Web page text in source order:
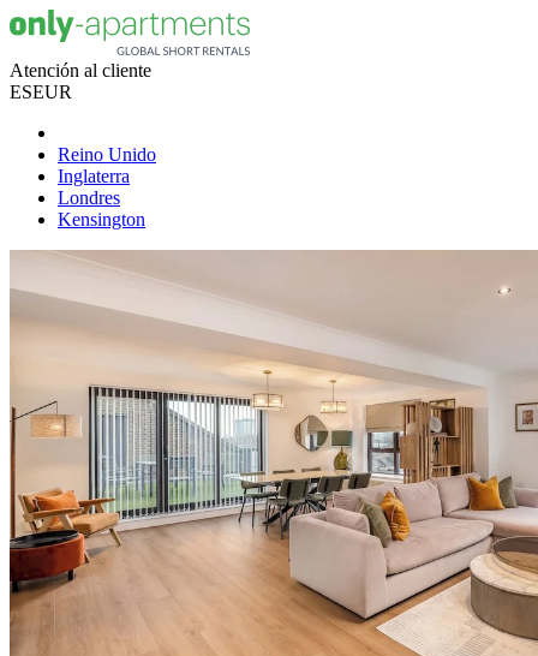
Atención al cliente
ESEUR
Reino Unido
Inglaterra
Londres
Kensington